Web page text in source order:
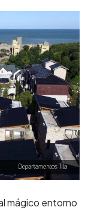
mágico entorno